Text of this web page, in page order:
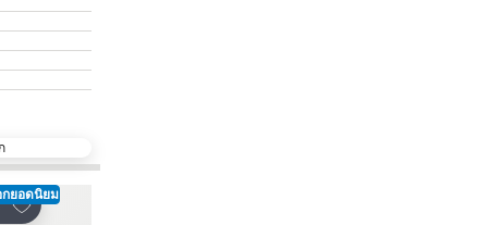
กยอดนิยม
เพิ่มในรายการโปรด